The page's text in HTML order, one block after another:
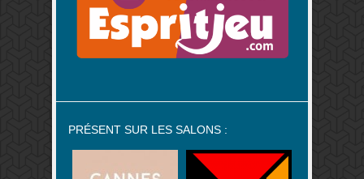
PRÉSENT SUR LES SALONS :